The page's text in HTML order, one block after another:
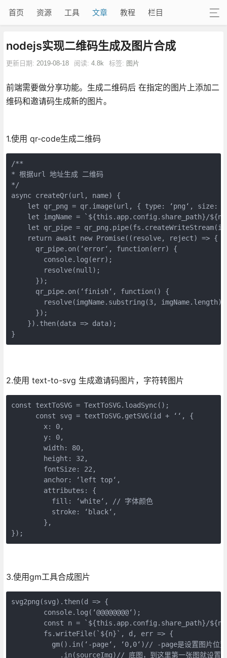
首页 资源 工具 文章 教程 栏目
nodejs实现二维码生成及图片合成
更新日期: 2019-08-18 阅读: 4.8k 标签: 图片
前端需要做分享功能。生成二维码后 在指定的图片上添加二
维码和邀请码生成新的图片。
1.使用 qr-code生成二维码
/**
* 根据url 地址生成 二维码
*/
async createQr(url, name) {
let qr_png = qr.image(url, { type: ‘png‘, size:
let imgName = `${this.app.config.share_path}/
let qr_pipe =
    return await new Promise((resolve, reject) => {
      qr_pipe.on(‘error‘, function(err) {
        console.log(err);
        resolve(null);
      });
      qr_pipe.on(‘finish‘, function() {
resolve(imgName.substring(3,
      });
    }).then(data => data);
}
2.使用 text-to-svg 生成邀请码图片，字符转图片
const textToSVG = TextToSVG.loadSync();
      const svg = textToSVG.getSVG(id + ‘‘, {
        x: 0,
        y: 0,
        width: 80,
        height: 32,
        fontSize: 22,
        anchor: ‘left top‘,
        attributes: {
          fill: ‘white‘, // 字体颜色
          stroke: ‘black‘,
        },
});
3.使用gm工具合成图片
svg2png(svg).then(d => {
        console.log(‘@@@@@@@@‘);
const n = `${this.app.config.share_path}/
        fs.writeFile(`${n}`, d, err => {
gm().in(‘-page‘, ‘0,0‘)// -page是设置图片位置
.in(sourceImg)// 底图，到这里第一张图就设置完